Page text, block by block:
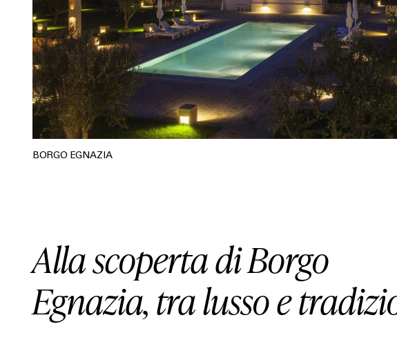
FOOD & BEVERAGE
HOUSE
LIFESTYLE
SPORT
TECH
BORGO EGNAZIA
Alla scoperta di Borgo
Egnazia, tra lusso e